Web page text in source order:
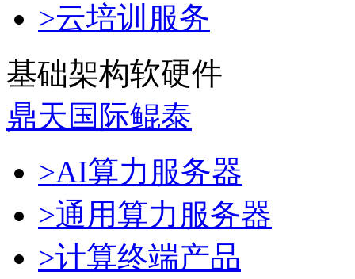
>云培训服务
基础架构软硬件
鼎天国际鲲泰
>AI算力服务器
>通用算力服务器
>计算终端产品